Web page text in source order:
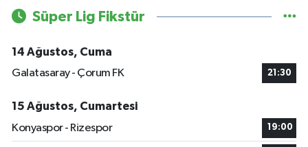
Süper Lig Fikstür
14 Ağustos, Cuma
Galatasaray - Çorum FK
21:30
15 Ağustos, Cumartesi
Konyaspor - Rizespor
19:00